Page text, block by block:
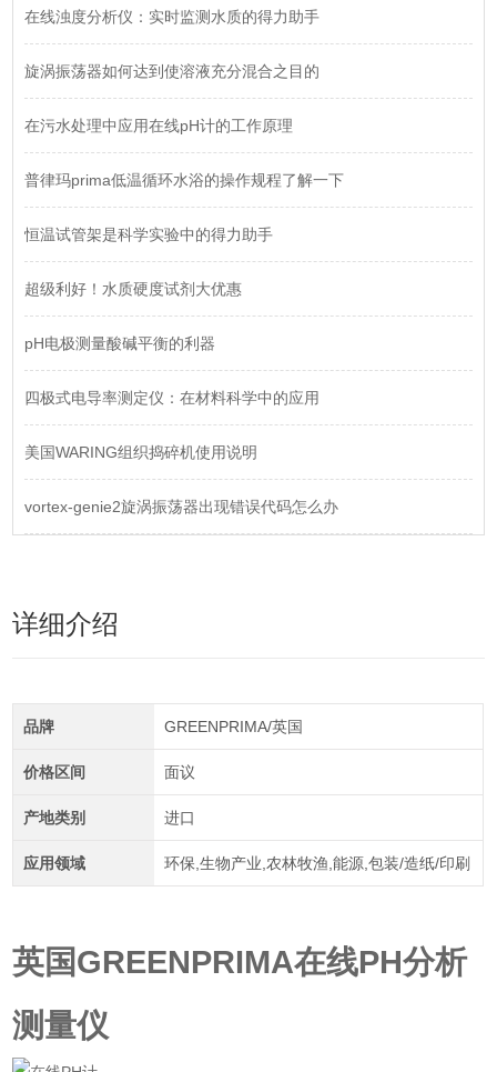
在线浊度分析仪：实时监测水质的得力助手
旋涡振荡器如何达到使溶液充分混合之目的
在污水处理中应用在线pH计的工作原理
普律玛prima低温循环水浴的操作规程了解一下
恒温试管架是科学实验中的得力助手
超级利好！水质硬度试剂大优惠
pH电极测量酸碱平衡的利器
四极式电导率测定仪：在材料科学中的应用
美国WARING组织捣碎机使用说明
vortex-genie2旋涡振荡器出现错误代码怎么办
详细介绍
品牌 GREENPRIMA/英国
价格区间 面议
产地类别 进口
应用领域 环保,生物产业,农林牧渔,能源,包装/造纸/印刷
英国GREENPRIMA在线PH分析
测量仪